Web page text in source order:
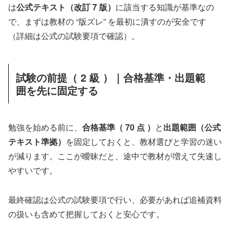
は公式テキスト（改訂 7 版） に該当する知識が基準なの
で、まずは教材の “版ズレ” を最初に潰すのが安全です
（詳細は公式の試験要項で確認）。
試験の前提（ 2 級 ）｜合格基準・出題範
囲を先に固定する
勉強を始める前に、 合格基準（ 70 点 ） と出題範囲（公式
テキスト準拠） を固定しておくと、教材選びと学習の迷い
が減ります。ここが曖昧だと、途中で教材が増えて失速し
やすいです。
最終確認は公式の試験要項で行い、必要があれば追補資料
の扱いも含めて把握しておくと安心です。